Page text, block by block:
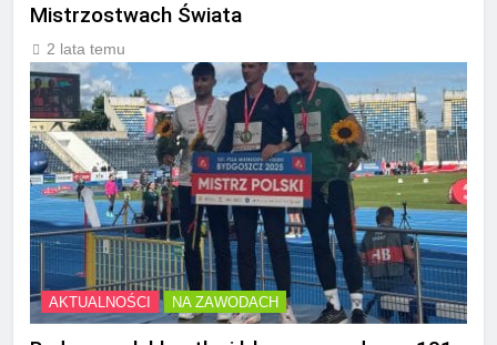
Mistrzostwach Świata
2 lata temu
AKTUALNOŚCI NA ZAWODACH